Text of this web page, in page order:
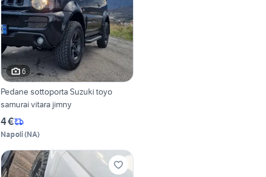
6
Pedane sottoporta Suzuki toyo
samurai vitara jimny
4 €
Napoli(NA)